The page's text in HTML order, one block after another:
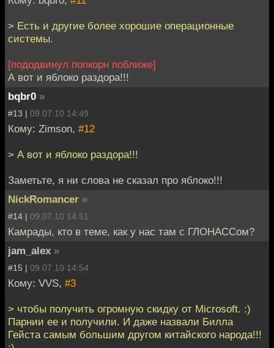
> Есть и другие более хорошие операционные
системы.
[пододвинул попкорн поближе]
А вот и яблоко раздора!!!
bqbr0 »
#13 | 09.07.10 14:49
Кому: Zimson, #12
> А вот и яблоко раздора!!!
Заметьте, я ни слова не сказал про яблоко!!!
NickRomancer »
#14 | 09.07.10 14:51
Камрады, кто в теме, как у нас там с ГЛОНАССом?
jam_alex »
#15 | 09.07.10 14:54
Кому: VVS, #3
> чтобы получить огромную скидку от Microsoft. :)
Парнии ее и получили. И даже назвали Билла
Гейста самым большим другом китайского народа!!!